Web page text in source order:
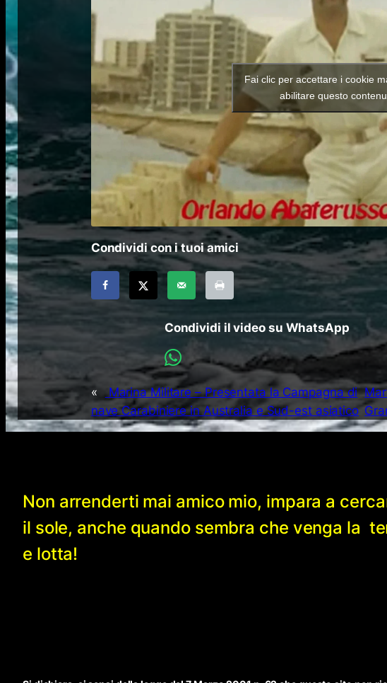
Fai clic per accettare i cookie
abilitare questo
Condividi con i tuoi amici
Condividi il video su WhatsApp
«
Marina Militare – Presentata la Campagna di
nave Carabiniere in Australia e Sud-est asiatico
Non arrenderti mai amico mio, impara a
il sole, anche quando sembra che venga la
e lotta!